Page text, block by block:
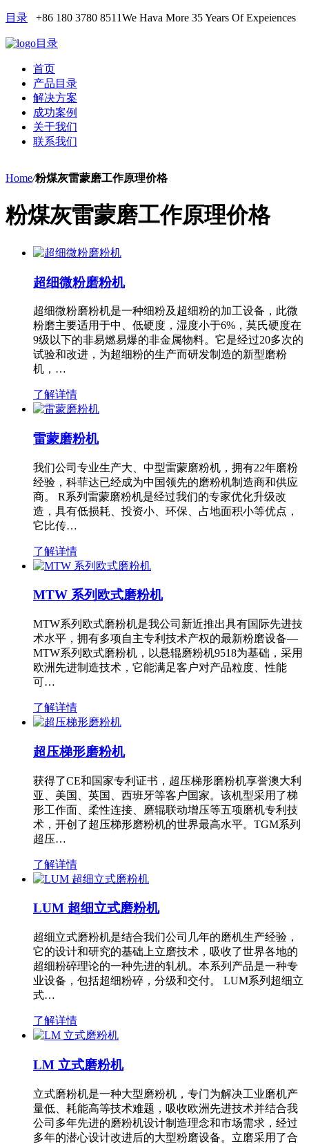
目录 +86 180 3780 8511We Hava More 35 Years Of Expeiences
目录
首页
产品目录
解决方案
成功案例
关于我们
联系我们
Home/粉煤灰雷蒙磨工作原理价格
粉煤灰雷蒙磨工作原理价格
超细微粉磨粉机
超细微粉磨粉机是一种细粉及超细粉的加工设备，此微
粉磨主要适用于中、低硬度，湿度小于6%，莫氏硬度在
9级以下的非易燃易爆的非金属物料。它是经过20多次的
试验和改进，为超细粉的生产而研发制造的新型磨粉
机，…
了解详情
雷蒙磨粉机
我们公司专业生产大、中型雷蒙磨粉机，拥有22年磨粉
经验，科菲达已经成为中国领先的磨粉机制造商和供应
商。 R系列雷蒙磨粉机是经过我们的专家优化升级改
造，具有低损耗、投资小、环保、占地面积小等优点，
它比传…
了解详情
MTW 系列欧式磨粉机
MTW系列欧式磨粉机是我公司新近推出具有国际先进技
术水平，拥有多项自主专利技术产权的最新粉磨设备—
MTW系列欧式磨粉机，以悬辊磨粉机9518为基础，采用
欧洲先进制造技术，它能满足客户对产品粒度、性能
可…
了解详情
超压梯形磨粉机
获得了CE和国家专利证书，超压梯形磨粉机享誉澳大利
亚、美国、英国、西班牙等客户国家。该机型采用了梯
形工作面、柔性连接、磨辊联动增压等五项磨机专利技
术，开创了超压梯形磨粉机的世界最高水平。TGM系列
超压…
了解详情
LUM 超细立式磨粉机
超细立式磨粉机是结合我们公司几年的磨机生产经验，
它的设计和研究的基础上立磨技术，吸收了世界各地的
超细粉碎理论的一种先进的轧机。本系列产品是一种专
业设备，包括超细粉碎，分级和交付。 LUM系列超细立
式…
了解详情
LM 立式磨粉机
立式磨粉机是一种大型磨粉机，专门为解决工业磨机产
量低、耗能高等技术难题，吸收欧洲先进技术并结合我
公司多年先进的磨粉机设计制造理念和市场需求，经过
多年的潜心设计改进后的大型粉磨设备。立磨采用了合